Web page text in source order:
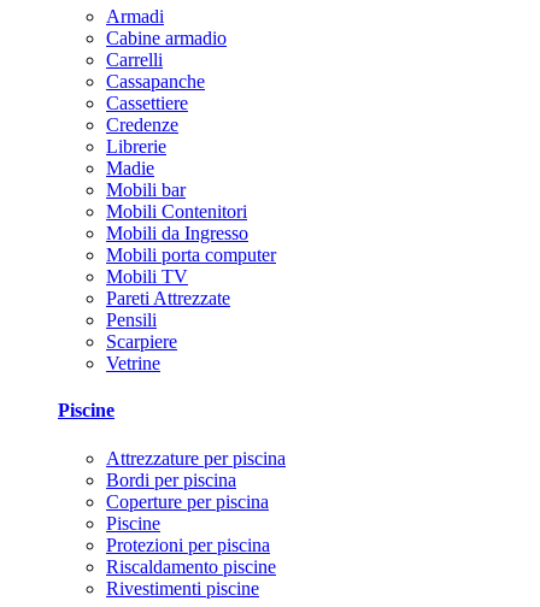
Armadi
Cabine armadio
Carrelli
Cassapanche
Cassettiere
Credenze
Librerie
Madie
Mobili bar
Mobili Contenitori
Mobili da Ingresso
Mobili porta computer
Mobili TV
Pareti Attrezzate
Pensili
Scarpiere
Vetrine
Piscine
Attrezzature per piscina
Bordi per piscina
Coperture per piscina
Piscine
Protezioni per piscina
Riscaldamento piscine
Rivestimenti piscine